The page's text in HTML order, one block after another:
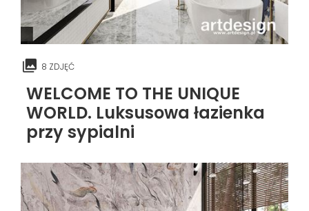
8 ZDJĘĆ
WELCOME TO THE UNIQUE
WORLD. Luksusowa łazienka
przy sypialni